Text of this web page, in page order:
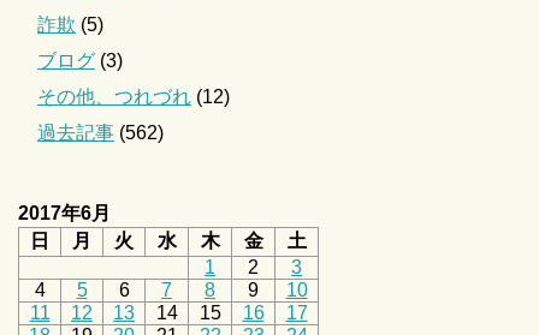
詐欺 (5)
ブログ (3)
その他、つれづれ (12)
過去記事 (562)
2017年6月
日
月 火 水 木 金
土
1
2
3
4
5 6 7 8 9
10
11
12 13 14 15 16
17